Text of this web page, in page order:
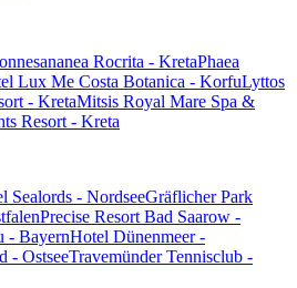
ananea Rocrita - KretaPhaea
Lux Me Costa Botanica - KorfuLyttos
- KretaMitsis Royal Mare Spa &
Resort - Kreta
Sealords - NordseeGräflicher Park
Precise Resort Bad Saarow -
- BayernHotel Dünenmeer -
- OstseeTravemünder Tennisclub -